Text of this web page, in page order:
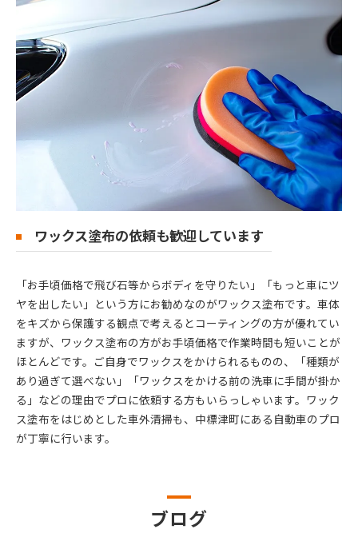
ワックス塗布の依頼も歓迎しています
「お手頃価格で飛び石等からボディを守りたい」「もっと車にツ
ヤを出したい」という方にお勧めなのがワックス塗布です。車体
をキズから保護する観点で考えるとコーティングの方が優れてい
ますが、ワックス塗布の方がお手頃価格で作業時間も短いことが
ほとんどです。ご自身でワックスをかけられるものの、「種類が
あり過ぎて選べない」「ワックスをかける前の洗車に手間が掛か
る」などの理由でプロに依頼する方もいらっしゃいます。ワック
ス塗布をはじめとした車外清掃も、中標津町にある自動車のプロ
が丁寧に行います。
ブログ